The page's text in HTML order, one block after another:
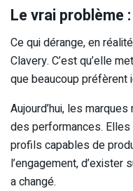
Le vrai problème
Ce qui dérange, en
Clavery. C’est qu’elle
que beaucoup préfèrent
Aujourd’hui, les
des performances.
profils capables de
l’engagement,
a changé.